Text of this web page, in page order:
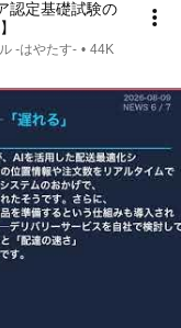
認定基礎試験の
-はやたす- • 44K